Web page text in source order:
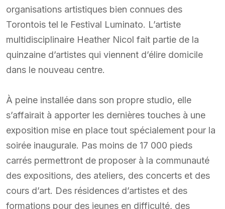
organisations artistiques bien connues des
Torontois tel le Festival Luminato. L’artiste
multidisciplinaire Heather Nicol fait partie de la
quinzaine d’artistes qui viennent d’élire domicile
dans le nouveau centre.
À peine installée dans son propre studio, elle
s’affairait à apporter les dernières touches à une
exposition mise en place tout spécialement pour la
soirée inaugurale. Pas moins de 17 000 pieds
carrés permettront de proposer à la communauté
des expositions, des ateliers, des concerts et des
cours d’art. Des résidences d’artistes et des
formations pour des jeunes en difficulté, des